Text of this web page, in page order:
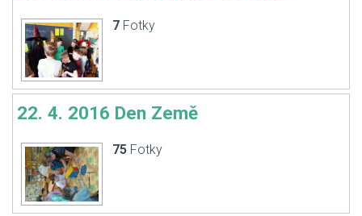
7 Fotky
22. 4. 2016 Den Země
75 Fotky